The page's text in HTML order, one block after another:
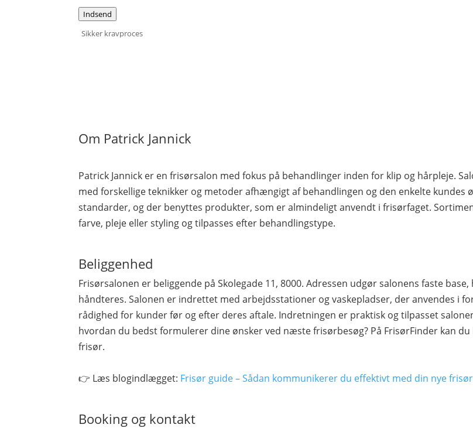
Indsend
Sikker kravproces
Om Patrick Jannick
Patrick Jannick er en frisørsalon med fokus på behandlinger inden for klip og hårpleje.
med forskellige teknikker og metoder afhængigt af behandlingen og den enkelte kundes
standarder, og der benyttes produkter, som er almindeligt anvendt i frisørfaget.
farve, pleje eller styling og tilpasses efter behandlingstype.
Beliggenhed
Frisørsalonen er beliggende på Skolegade 11, 8000. Adressen udgør salonens faste
håndteres. Salonen er indrettet med arbejdsstationer og vaskepladser, der anvendes i
rådighed for kunder før og efter deres aftale. Indretningen er praktisk og tilpasset
hvordan du bedst formulerer dine ønsker ved næste frisørbesøg? På FrisørFinder kan
frisør.
👉 Læs blogindlægget: Frisør guide – Sådan kommunikerer du effektivt med din nye frisør
Booking og kontakt